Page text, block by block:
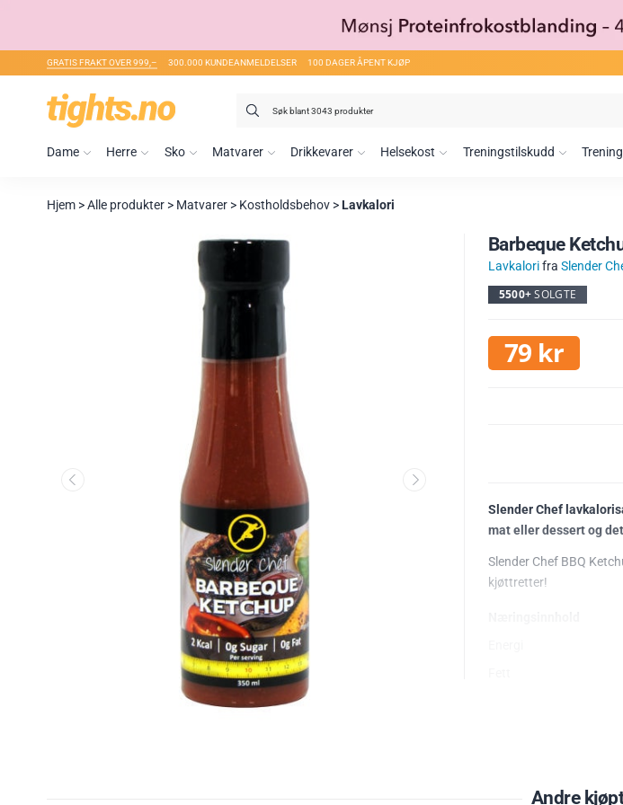
GRATIS FRAKT OVER 999,– 300.000 KUNDEANMELDELSER 100 DAGER ÅPENT KJØP
Søk
Dame Herre Sko Matvarer Drikkevarer Helsekost Treningstilskudd
Hjem >Alle produkter > Matvarer > Kostholdsbehov >Lavkalori
Barbeque
Lavkalorifra Slender
5500+SOLGTE
79 kr
Slender Chef
mat eller dessert og
Slender Chef BBQ
kjøttretter!
Andre